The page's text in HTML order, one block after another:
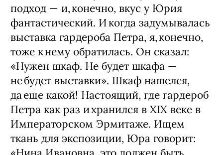
подход — и, конечно, вкус у Юрия
фантастический. И когда задумывалась
выставка гардероба Петра, я, конечно,
тоже к нему обратилась. Он сказал:
«Нужен шкаф. Не будет шкафа — ​
не будет выставки». Шкаф нашелся,
да еще какой! Настоящий, где гардероб
Петра как раз и хранился в XIX веке в
Императорском Эрмитаже. Ищем
ткань для экспозиции, Юра говорит: